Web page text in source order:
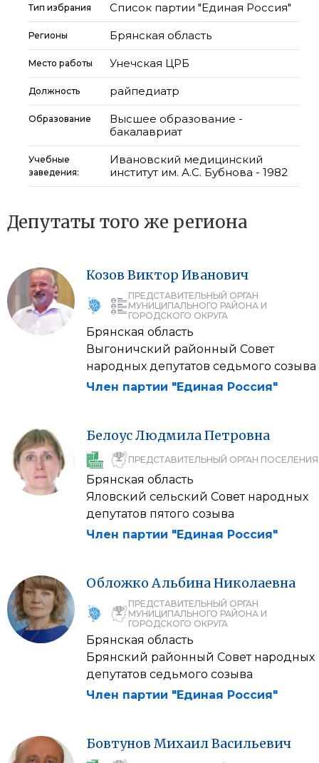
Тип избрания Список партии "Единая Россия"
Регионы Брянская область
Место работы Унечская ЦРБ
Должность райпедиатр
Образование
Высшее образование -
бакалавриат
Учебные
заведения:
Ивановский медицинский
институт им. А.С. Бубнова - 1982
Депутаты того же региона
Козов Виктор Иванович
ПРЕДСТАВИТЕЛЬНЫЙ ОРГАН
МУНИЦИПАЛЬНОГО РАЙОНА И
ГОРОДСКОГО ОКРУГА
Брянская область
Выгоничский районный Совет
народных депутатов седьмого созыва
Член партии "Единая Россия"
БелоусЛюдмилаПетровна
ПРЕДСТАВИТЕЛЬНЫЙ ОРГАН ПОСЕЛЕНИЯ
Брянская область
Яловский сельский Совет народных
депутатов пятого созыва
Член партии "Единая Россия"
Обложко АльбинаНиколаевна
ПРЕДСТАВИТЕЛЬНЫЙ ОРГАН
МУНИЦИПАЛЬНОГО РАЙОНА И
ГОРОДСКОГО ОКРУГА
Брянская область
Брянский районный Совет народных
депутатов седьмого созыва
Член партии "Единая Россия"
Бовтунов МихаилВасильевич